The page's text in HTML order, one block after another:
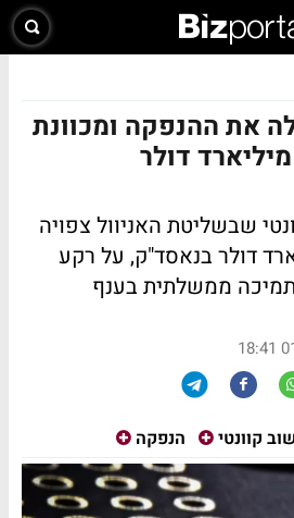
את ההנפקה ומכוונת
שבשליטת האניוול צפויה
1.46 מיליארד דולר בנאסד"ק, על רקע
ממשלתית בענף
קוונטי הנפקה